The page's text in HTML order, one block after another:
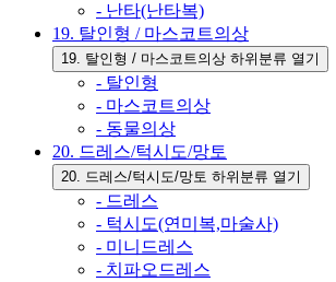
- 난타(난타복)
19. 탈인형 / 마스코트의상
19. 탈인형 / 마스코트의상 하위분류 열기
- 탈인형
- 마스코트의상
- 동물의상
20. 드레스/턱시도/망토
20. 드레스/턱시도/망토 하위분류 열기
- 드레스
- 턱시도(연미복,마술사)
- 미니드레스
- 치파오드레스